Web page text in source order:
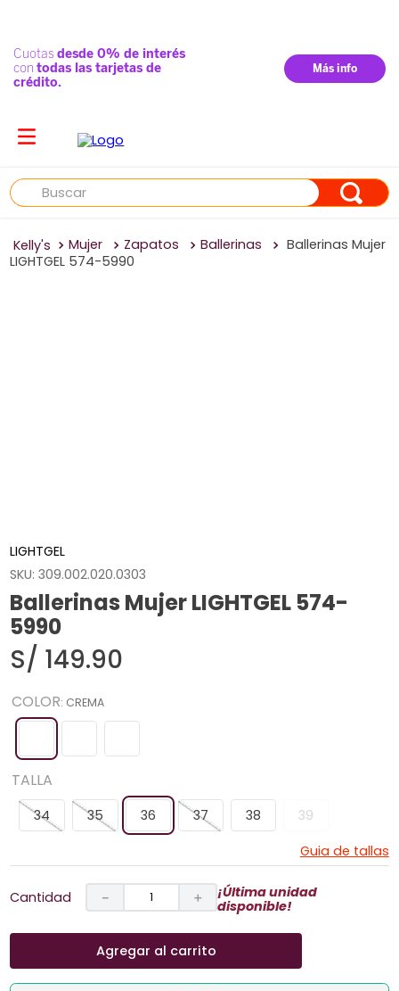
Buscar
Mujer Zapatos Ballerinas
Ballerinas Mujer
LIGHTGEL 574-5990
LIGHTGEL
SKU:309.002.020.0303
Ballerinas Mujer LIGHTGEL 574-
5990
S/ 149.90
COLOR: CREMA
TALLA
34 35 36 37 38
39
Guia de tallas
Cantidad ＋
－
¡Última unidad
disponible!
Agregar al carrito